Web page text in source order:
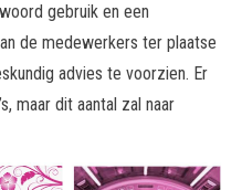
gebruik en een
de medewerkers ter plaatse
advies te voorzien. Er
maar dit aantal zal naar